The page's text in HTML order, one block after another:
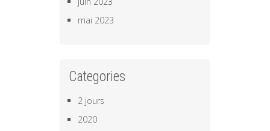
mai 2023
Categories
2 jours
2020